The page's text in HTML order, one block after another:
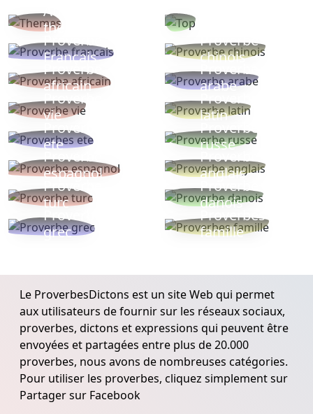
Autres
thèmes
Proverbe
Français
Proverbe
chinois
Proverbe
africain
Proverbe
arabe
Proverbe
vie
Proverbe
latin
Proverbes
ete
Proverbe
russe
Proverbe
espagnol
Proverbe
anglais
Proverbe
turc
Proverbe
danois
Proverbe
grec
Proverbes
famille
Le ProverbesDictons est un site Web qui permet
aux utilisateurs de fournir sur les réseaux sociaux,
proverbes, dictons et expressions qui peuvent être
envoyées et partagées entre plus de 20.000
proverbes, nous avons de nombreuses catégories.
Pour utiliser les proverbes, cliquez simplement sur
Partager sur Facebook